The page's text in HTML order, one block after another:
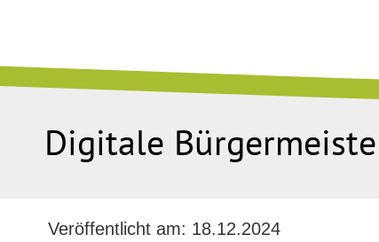
Digitale
Veröffentlicht am: 18.12.2024